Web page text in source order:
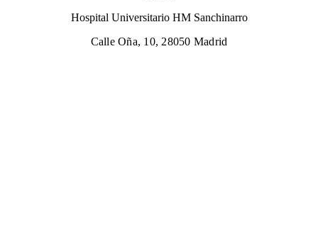
Hospital Universitario HM Sanchinarro
Calle Oña, 10, 28050 Madrid